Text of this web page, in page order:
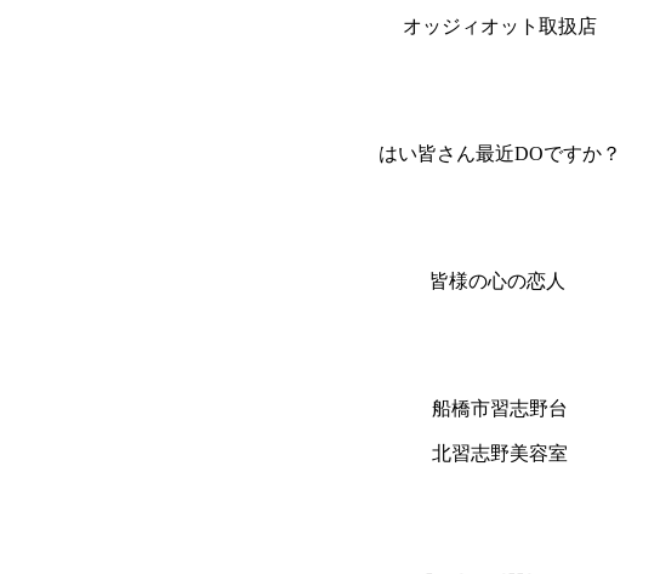
オッジィオット取扱店
はい皆さん最近DOですか？
皆様の心の恋人
船橋市習志野台
北習志野美容室